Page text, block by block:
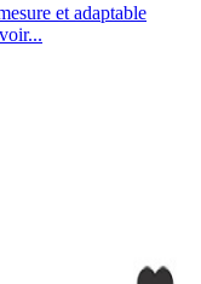
et adaptable